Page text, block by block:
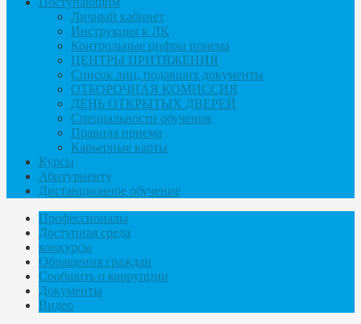
Личный кабинет
Инструкция к ЛК
Контрольные цифры приема
ЦЕНТРЫ ПРИТЯЖЕНИЯ
Список лиц, подавших документы
ОТБОРОЧНАЯ КОМИССИЯ
ДЕНЬ ОТКРЫТЫХ ДВЕРЕЙ
Специальности обучения
Правила приема
Карьерные карты
Курсы
Абитуриенту
Дистанционное обучение
Профессионалы
Доступная среда
конкурсы
Обращения граждан
Сообщить о коррупции
Документы
Видео